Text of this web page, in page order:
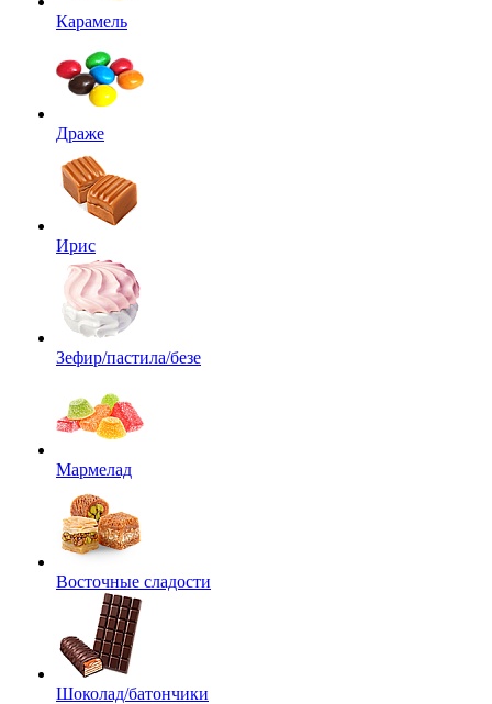
Карамель
Драже
Ирис
Зефир/пастила/безе
Мармелад
Восточные сладости
Шоколад/батончики